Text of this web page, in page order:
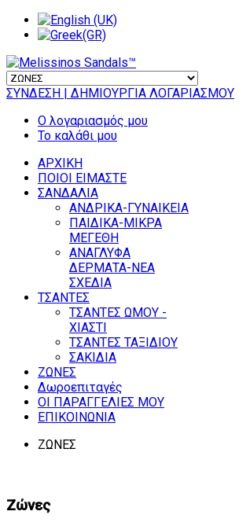
ΣΥΝΔΕΣΗ | ΔΗΜΙΟΥΡΓΙΑ ΛΟΓΑΡΙΑΣΜΟΥ
Ο λογαριασμός μου
Το καλάθι μου
ΑΡΧΙΚΗ
ΠΟΙΟΙ ΕΙΜΑΣΤΕ
ΣΑΝΔΑΛΙΑ
ΑΝΔΡΙΚΑ-ΓΥΝΑΙΚΕΙΑ
ΠΑΙΔΙΚΑ-ΜΙΚΡΑ
ΜΕΓΕΘΗ
ΑΝΑΓΛΥΦΑ
ΔΕΡΜΑΤΑ-ΝΕΑ
ΣΧΕΔΙΑ
ΤΣΑΝΤΕΣ
ΤΣΑΝΤΕΣ ΩΜΟΥ -
ΧΙΑΣΤΙ
ΤΣΑΝΤΕΣ ΤΑΞΙΔΙΟΥ
ΣΑΚΙΔΙΑ
ΖΩΝΕΣ
Δωροεπιταγές
ΟΙ ΠΑΡΑΓΓΕΛΙΕΣ ΜΟΥ
ΕΠΙΚΟΙΝΩΝΙΑ
ΖΩΝΕΣ
Ζώνες